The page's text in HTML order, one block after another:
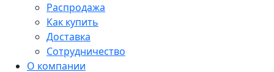
Распродажа
Как купить
Доставка
Сотрудничество
О компании